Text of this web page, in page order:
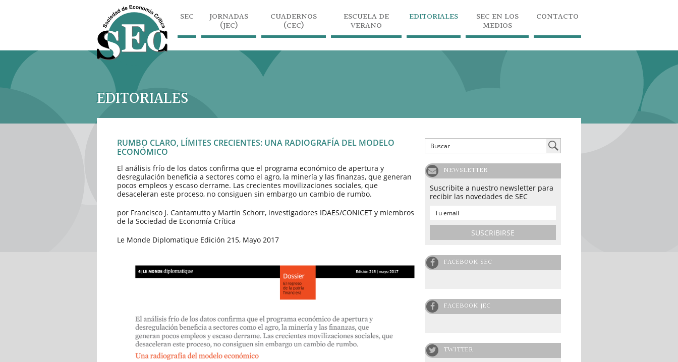
SEC JORNADAS
(JEC)
CUADERNOS
(CEC)
ESCUELA DE
VERANO
EDITORIALES SEC EN LOS
MEDIOS
CONTACTO
EDITORIALES
RUMBO CLARO, LÍMITES CRECIENTES: UNA RADIOGRAFÍA DEL MODELO
ECONÓMICO
El análisis frío de los datos confirma que el programa económico de apertura y
desregulación beneficia a sectores como el agro, la minería y las finanzas, que generan
pocos empleos y escaso derrame. Las crecientes movilizaciones sociales, que
desaceleran este proceso, no consiguen sin embargo un cambio de rumbo.
por Francisco J. Cantamutto y Martín Schorr, investigadores IDAES/CONICET y miembros
de la Sociedad de Economía Crítica
Le Monde Diplomatique Edición 215, Mayo 2017
NEWSLETTER
Suscribite a nuestro newsletter para
recibir las novedades de SEC
FACEBOOK SEC
FACEBOOK JEC
TWITTER